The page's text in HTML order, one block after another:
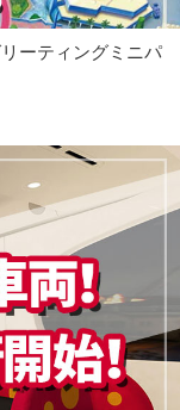
ーティングミニパ